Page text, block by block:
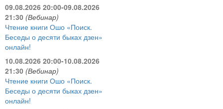
09.08.2026 20:00-09.08.2026
21:30 (Вебинар)
Чтение книги Ошо «Поиск.
Беседы о десяти быках дзен»
онлайн!
10.08.2026 20:00-10.08.2026
21:30 (Вебинар)
Чтение книги Ошо «Поиск.
Беседы о десяти быках дзен»
онлайн!